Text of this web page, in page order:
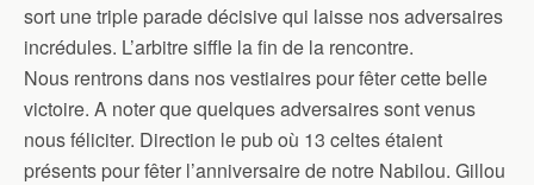
sort une triple parade décisive qui laisse nos adversaires
incrédules. L’arbitre siffle la fin de la rencontre.
Nous rentrons dans nos vestiaires pour fêter cette belle
victoire. A noter que quelques adversaires sont venus
nous féliciter. Direction le pub où 13 celtes étaient
présents pour fêter l’anniversaire de notre Nabilou. Gillou